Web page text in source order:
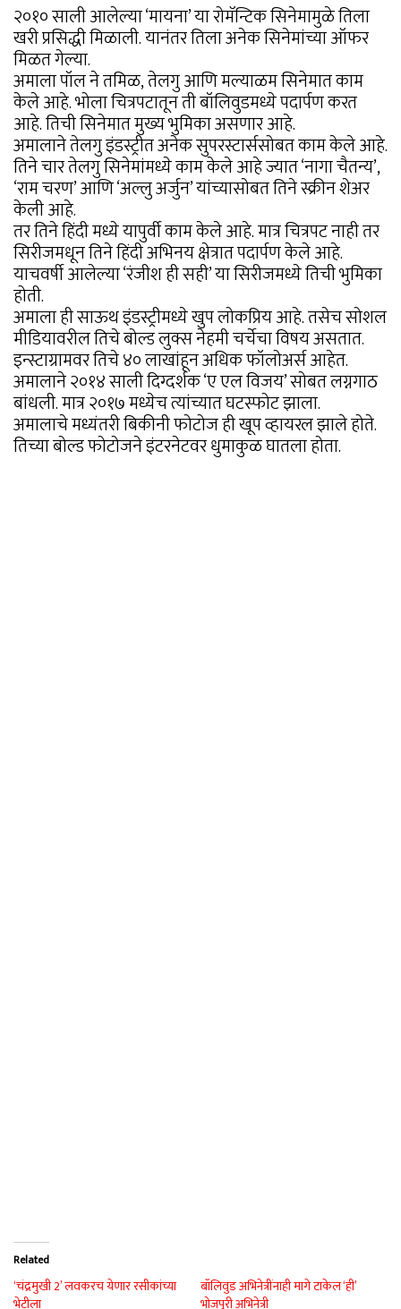
२०१० साली आलेल्या ‘मायना’ या रोमॅन्टिक सिनेमामुळे तिला
खरी प्रसिद्धी मिळाली. यानंतर तिला अनेक सिनेमांच्या ऑफर
मिळत गेल्या.
अमाला पॉल ने तमिळ, तेलगु आणि मल्याळम सिनेमात काम
केले आहे. भोला चित्रपटातून ती बॉलिवुडमध्ये पदार्पण करत
आहे. तिची सिनेमात मुख्य भुमिका असणार आहे.
अमालाने तेलगु इंडस्ट्रीत अनेक सुपरस्टार्ससोबत काम केले आहे.
तिने चार तेलगु सिनेमांमध्ये काम केले आहे ज्यात ‘नागा चैतन्य’,
‘राम चरण’ आणि ‘अल्लु अर्जुन’ यांच्यासोबत तिने स्क्रीन शेअर
केली आहे.
तर तिने हिंदी मध्ये यापुर्वी काम केले आहे. मात्र चित्रपट नाही तर
सिरीजमधून तिने हिंदी अभिनय क्षेत्रात पदार्पण केले आहे.
याचवर्षी आलेल्या ‘रंजीश ही सही’ या सिरीजमध्ये तिची भुमिका
होती.
अमाला ही साऊथ इंडस्ट्रीमध्ये खुप लोकप्रिय आहे. तसेच सोशल
मीडियावरील तिचे बोल्ड लुक्स नेहमी चर्चेचा विषय असतात.
इन्स्टाग्रामवर तिचे ४० लाखांहून अधिक फॉलोअर्स आहेत.
अमालाने २०१४ साली दिग्दर्शक ‘ए एल विजय’ सोबत लग्नगाठ
बांधली. मात्र २०१७ मध्येच त्यांच्यात घटस्फोट झाला.
अमालाचे मध्यंतरी बिकीनी फोटोज ही खूप व्हायरल झाले होते.
तिच्या बोल्ड फोटोजने इंटरनेटवर धुमाकुळ घातला होता.
Related
‘चंद्रमुखी 2’ लवकरच येणार रसीकांच्या
भेटीला
बॉलिवुड अभिनेत्रींनाही मागे टाकेल ‘ही’
भोजपुरी अभिनेत्री